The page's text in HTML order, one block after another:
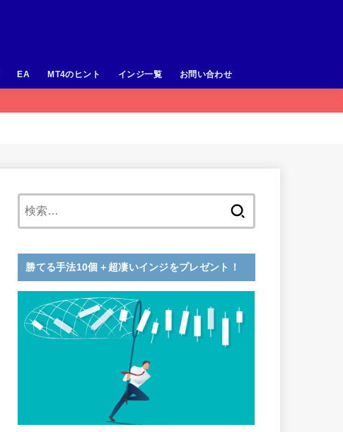
EA MT4のヒント インジ一覧 お問い合わせ
勝てる手法10個＋超凄いインジをプレゼント！